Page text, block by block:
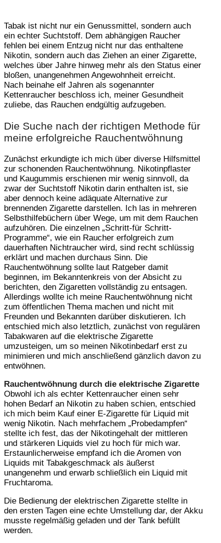
Tabak ist nicht nur ein Genussmittel, sondern auch
ein echter Suchtstoff. Dem abhängigen Raucher
fehlen bei einem Entzug nicht nur das enthaltene
Nikotin, sondern auch das Ziehen an einer Zigarette,
welches über Jahre hinweg mehr als den Status einer
bloßen, unangenehmen Angewohnheit erreicht.
Nach beinahe elf Jahren als sogenannter
Kettenraucher beschloss ich, meiner Gesundheit
zuliebe, das Rauchen endgültig aufzugeben.
Die Suche nach der richtigen Methode für
meine erfolgreiche Rauchentwöhnung
Zunächst erkundigte ich mich über diverse Hilfsmittel
zur schonenden Rauchentwöhnung. Nikotinpflaster
und Kaugummis erschienen mir wenig sinnvoll, da
zwar der Suchtstoff Nikotin darin enthalten ist, sie
aber dennoch keine adäquate Alternative zur
brennenden Zigarette darstellen. Ich las in mehreren
Selbsthilfebüchern über Wege, um mit dem Rauchen
aufzuhören. Die einzelnen „Schritt-für Schritt-
Programme“, wie ein Raucher erfolgreich zum
dauerhaften Nichtraucher wird, sind recht schlüssig
erklärt und machen durchaus Sinn. Die
Rauchentwöhnung sollte laut Ratgeber damit
beginnen, im Bekanntenkreis von der Absicht zu
berichten, den Zigaretten vollständig zu entsagen.
Allerdings wollte ich meine Rauchentwöhnung nicht
zum öffentlichen Thema machen und nicht mit
Freunden und Bekannten darüber diskutieren. Ich
entschied mich also letztlich, zunächst von regulären
Tabakwaren auf die elektrische Zigarette
umzusteigen, um so meinen Nikotinbedarf erst zu
minimieren und mich anschließend gänzlich davon zu
entwöhnen.
Rauchentwöhnung durch die elektrische Zigarette
Obwohl ich als echter Kettenraucher einen sehr
hohen Bedarf an Nikotin zu haben schien, entschied
ich mich beim Kauf einer E-Zigarette für Liquid mit
wenig Nikotin. Nach mehrfachem „Probedampfen“
stellte ich fest, das der Nikotingehalt der mittleren
und stärkeren Liquids viel zu hoch für mich war.
Erstaunlicherweise empfand ich die Aromen von
Liquids mit Tabakgeschmack als äußerst
unangenehm und erwarb schließlich ein Liquid mit
Fruchtaroma.
Die Bedienung der elektrischen Zigarette stellte in
den ersten Tagen eine echte Umstellung dar, der Akku
musste regelmäßig geladen und der Tank befüllt
werden.